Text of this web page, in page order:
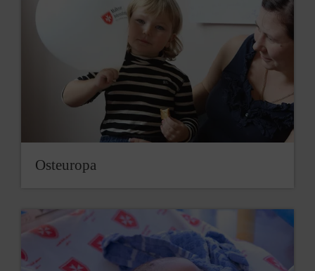
Osteuropa